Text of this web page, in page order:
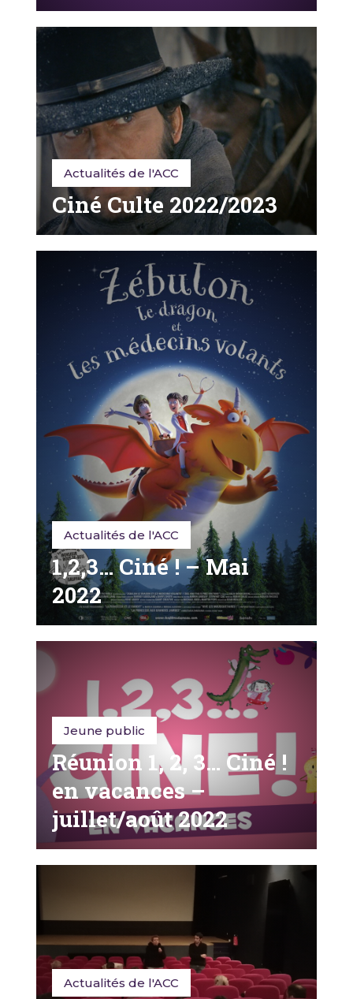
Actualités de l'ACC
Ciné Culte 2022/2023
Actualités de l'ACC
1,2,3… Ciné ! – Mai
2022
Jeune public
Réunion 1, 2, 3… Ciné !
en vacances –
juillet/août 2022
Actualités de l'ACC